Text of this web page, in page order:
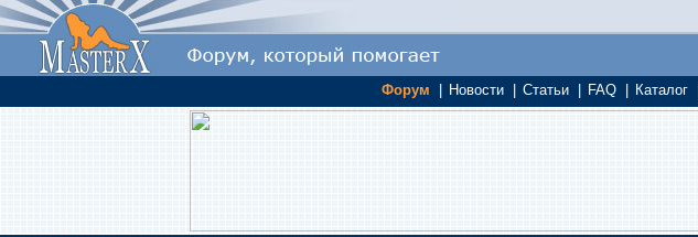
Форум Новости Статьи FAQ Каталог